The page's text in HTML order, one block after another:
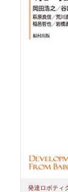
発達ロボティ